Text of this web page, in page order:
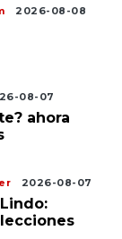
2026-08-08
08-07
ahora
2026-08-07